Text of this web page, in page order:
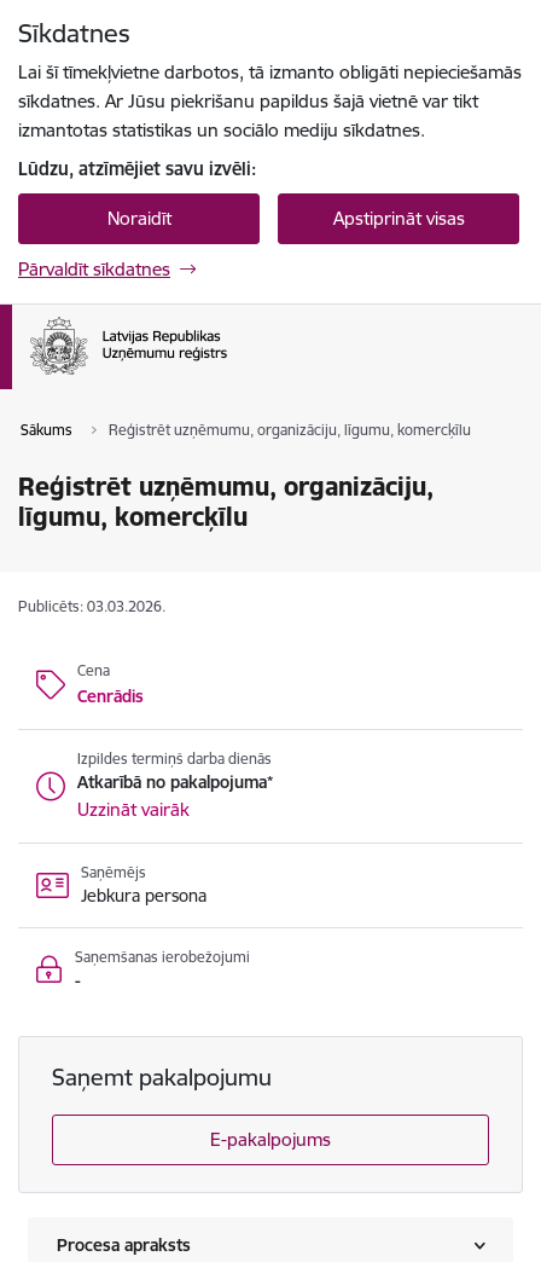
Sīkdatnes
Lai šī tīmekļvietne darbotos, tā izmanto obligāti nepieciešamās
sīkdatnes. Ar Jūsu piekrišanu papildus šajā vietnē var tikt
izmantotas statistikas un sociālo mediju sīkdatnes.
Lūdzu, atzīmējiet savu izvēli:
Noraidīt Apstiprināt visas
Pārvaldīt sīkdatnes
Sākums Reģistrēt uzņēmumu, organizāciju, līgumu, komercķīlu
Reģistrēt uzņēmumu, organizāciju,
līgumu, komercķīlu
Publicēts: 03.03.2026.
Cena
Cenrādis
Izpildes termiņš darba dienās
Atkarībā no pakalpojuma*
Uzzināt vairāk
Saņēmējs
Jebkura persona
Saņemšanas ierobežojumi
-
Saņemt pakalpojumu
E-pakalpojums
Procesa apraksts